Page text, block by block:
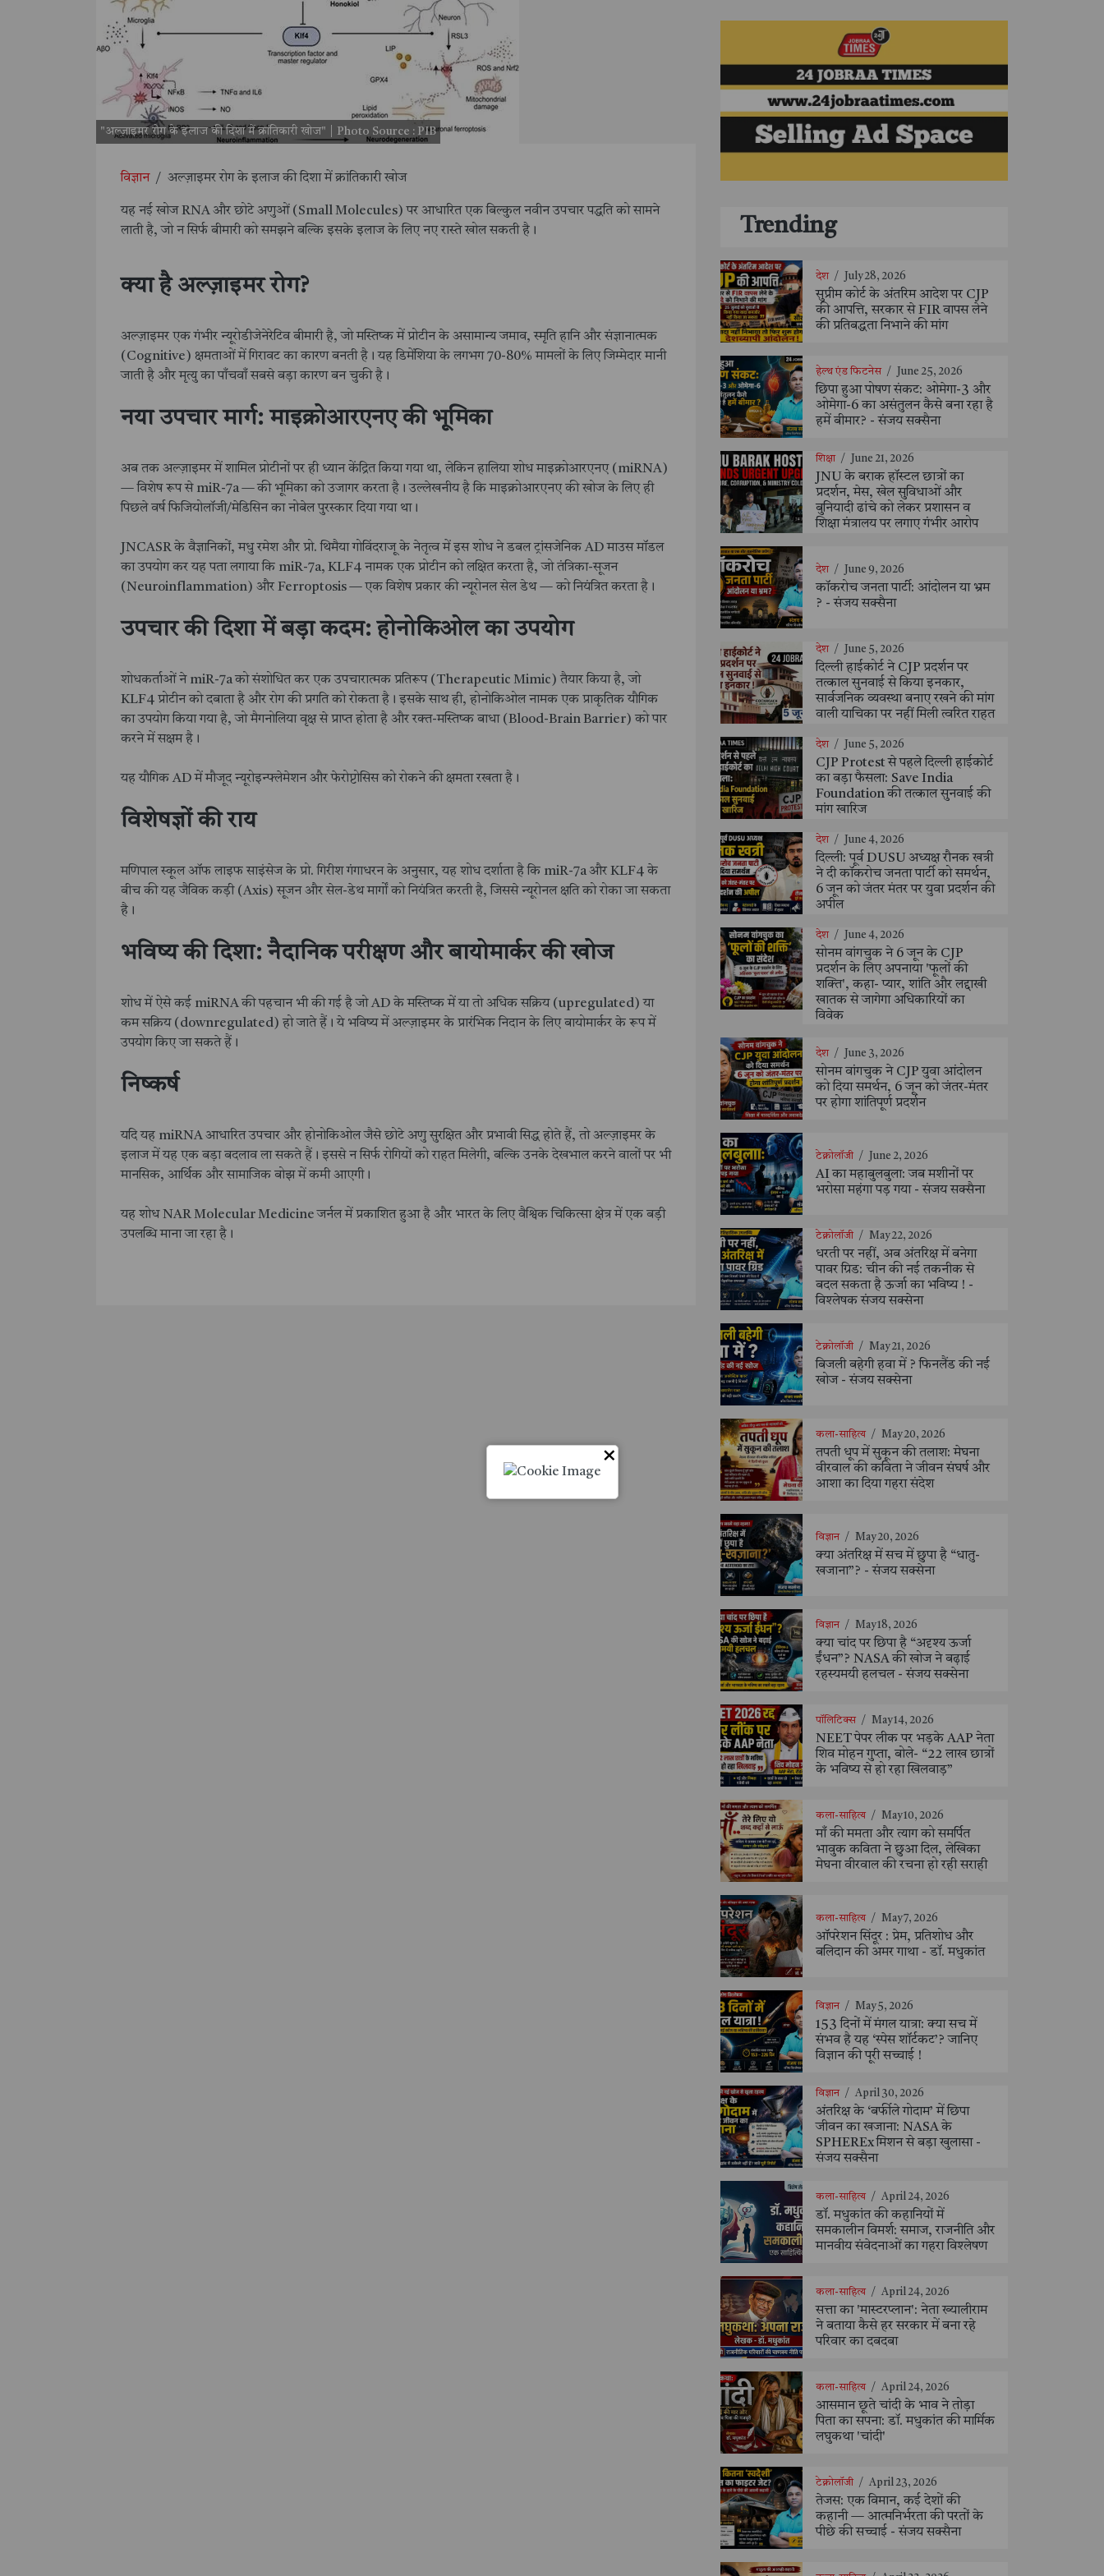
"अल्ज़ाइमर रोग के इलाज की दिशा में क्रांतिकारी खोज" | Photo Source : PIB
विज्ञान / अल्ज़ाइमर रोग के इलाज की दिशा में क्रांतिकारी खोज
यह नई खोज RNA और छोटे अणुओं (Small Molecules) पर आधारित एक बिल्कुल नवीन उपचार पद्धति को सामने
लाती है, जो न सिर्फ बीमारी को समझने बल्कि इसके इलाज के लिए नए रास्ते खोल सकती है।
क्या है अल्ज़ाइमर रोग?
अल्ज़ाइमर एक गंभीर न्यूरोडीजेनेरेटिव बीमारी है, जो मस्तिष्क में प्रोटीन के असामान्य जमाव, स्मृति हानि और संज्ञानात्मक
(Cognitive) क्षमताओं में गिरावट का कारण बनती है। यह डिमेंशिया के लगभग 70-80% मामलों के लिए जिम्मेदार मानी
जाती है और मृत्यु का पाँचवाँ सबसे बड़ा कारण बन चुकी है।
नया उपचार मार्ग: माइक्रोआरएनए की भूमिका
अब तक अल्ज़ाइमर में शामिल प्रोटीनों पर ही ध्यान केंद्रित किया गया था, लेकिन हालिया शोध माइक्रोआरएनए (miRNA)
— विशेष रूप से miR-7a — की भूमिका को उजागर करता है। उल्लेखनीय है कि माइक्रोआरएनए की खोज के लिए ही
पिछले वर्ष फिजियोलॉजी/मेडिसिन का नोबेल पुरस्कार दिया गया था।
JNCASR के वैज्ञानिकों, मधु रमेश और प्रो. थिमैया गोविंदराजू के नेतृत्व में इस शोध ने डबल ट्रांसजेनिक AD माउस मॉडल
का उपयोग कर यह पता लगाया कि miR-7a, KLF4 नामक एक प्रोटीन को लक्षित करता है, जो तंत्रिका-सूजन
(Neuroinflammation) और Ferroptosis — एक विशेष प्रकार की न्यूरोनल सेल डेथ — को नियंत्रित करता है।
उपचार की दिशा में बड़ा कदम: होनोकिओल का उपयोग
शोधकर्ताओं ने miR-7a को संशोधित कर एक उपचारात्मक प्रतिरूप (Therapeutic Mimic) तैयार किया है, जो
KLF4 प्रोटीन को दबाता है और रोग की प्रगति को रोकता है। इसके साथ ही, होनोकिओल नामक एक प्राकृतिक यौगिक
का उपयोग किया गया है, जो मैगनोलिया वृक्ष से प्राप्त होता है और रक्त-मस्तिष्क बाधा (Blood-Brain Barrier) को पार
करने में सक्षम है।
यह यौगिक AD में मौजूद न्यूरोइन्फ्लेमेशन और फेरोप्टोसिस को रोकने की क्षमता रखता है।
विशेषज्ञों की राय
मणिपाल स्कूल ऑफ लाइफ साइंसेज के प्रो. गिरीश गंगाधरन के अनुसार, यह शोध दर्शाता है कि miR-7a और KLF4 के
बीच की यह जैविक कड़ी (Axis) सूजन और सेल-डेथ मार्गों को नियंत्रित करती है, जिससे न्यूरोनल क्षति को रोका जा सकता
है।
भविष्य की दिशा: नैदानिक परीक्षण और बायोमार्कर की खोज
शोध में ऐसे कई miRNA की पहचान भी की गई है जो AD के मस्तिष्क में या तो अधिक सक्रिय (upregulated) या
कम सक्रिय (downregulated) हो जाते हैं। ये भविष्य में अल्ज़ाइमर के प्रारंभिक निदान के लिए बायोमार्कर के रूप में
उपयोग किए जा सकते हैं।
निष्कर्ष
यदि यह miRNA आधारित उपचार और होनोकिओल जैसे छोटे अणु सुरक्षित और प्रभावी सिद्ध होते हैं, तो अल्ज़ाइमर के
इलाज में यह एक बड़ा बदलाव ला सकते हैं। इससे न सिर्फ रोगियों को राहत मिलेगी, बल्कि उनके देखभाल करने वालों पर भी
मानसिक, आर्थिक और सामाजिक बोझ में कमी आएगी।
यह शोध NAR Molecular Medicine जर्नल में प्रकाशित हुआ है और भारत के लिए वैश्विक चिकित्सा क्षेत्र में एक बड़ी
उपलब्धि माना जा रहा है।
Trending
देश / July 28, 2026
सुप्रीम कोर्ट के अंतरिम आदेश पर CJP
की आपत्ति, सरकार से FIR वापस लेने
की प्रतिबद्धता निभाने की मांग
हेल्थ एंड फिटनेस / June 25, 2026
छिपा हुआ पोषण संकट: ओमेगा-3 और
ओमेगा-6 का असंतुलन कैसे बना रहा है
हमें बीमार? - संजय सक्सैना
शिक्षा / June 21, 2026
JNU के बराक हॉस्टल छात्रों का
प्रदर्शन, मेस, खेल सुविधाओं और
बुनियादी ढांचे को लेकर प्रशासन व
शिक्षा मंत्रालय पर लगाए गंभीर आरोप
देश / June 9, 2026
कॉकरोच जनता पार्टी: आंदोलन या भ्रम
? - संजय सक्सैना
देश / June 5, 2026
दिल्ली हाईकोर्ट ने CJP प्रदर्शन पर
तत्काल सुनवाई से किया इनकार,
सार्वजनिक व्यवस्था बनाए रखने की मांग
वाली याचिका पर नहीं मिली त्वरित राहत
देश / June 5, 2026
CJP Protest से पहले दिल्ली हाईकोर्ट
का बड़ा फैसला: Save India
Foundation की तत्काल सुनवाई की
मांग खारिज
देश / June 4, 2026
दिल्ली: पूर्व DUSU अध्यक्ष रौनक खत्री
ने दी कॉकरोच जनता पार्टी को समर्थन,
6 जून को जंतर मंतर पर युवा प्रदर्शन की
अपील
देश / June 4, 2026
सोनम वांगचुक ने 6 जून के CJP
प्रदर्शन के लिए अपनाया 'फूलों की
शक्ति', कहा- प्यार, शांति और लद्दाखी
खातक से जागेगा अधिकारियों का
विवेक
देश / June 3, 2026
सोनम वांगचुक ने CJP युवा आंदोलन
को दिया समर्थन, 6 जून को जंतर-मंतर
पर होगा शांतिपूर्ण प्रदर्शन
टेक्नोलॉजी / June 2, 2026
AI का महाबुलबुला: जब मशीनों पर
भरोसा महंगा पड़ गया - संजय सक्सैना
टेक्नोलॉजी / May 22, 2026
धरती पर नहीं, अब अंतरिक्ष में बनेगा
पावर ग्रिड: चीन की नई तकनीक से
बदल सकता है ऊर्जा का भविष्य ! -
विश्लेषक संजय सक्सेना
टेक्नोलॉजी / May 21, 2026
बिजली बहेगी हवा में ? फिनलैंड की नई
खोज - संजय सक्सेना
कला-साहित्य / May 20, 2026
तपती धूप में सुकून की तलाश: मेघना
वीरवाल की कविता ने जीवन संघर्ष और
आशा का दिया गहरा संदेश
विज्ञान / May 20, 2026
क्या अंतरिक्ष में सच में छुपा है “धातु-
खजाना”? - संजय सक्सेना
विज्ञान / May 18, 2026
क्या चांद पर छिपा है “अदृश्य ऊर्जा
ईंधन”? NASA की खोज ने बढ़ाई
रहस्यमयी हलचल - संजय सक्सेना
पॉलिटिक्स / May 14, 2026
NEET पेपर लीक पर भड़के AAP नेता
शिव मोहन गुप्ता, बोले- “22 लाख छात्रों
के भविष्य से हो रहा खिलवाड़”
कला-साहित्य / May 10, 2026
माँ की ममता और त्याग को समर्पित
भावुक कविता ने छुआ दिल, लेखिका
मेघना वीरवाल की रचना हो रही सराही
कला-साहित्य / May 7, 2026
ऑपरेशन सिंदूर : प्रेम, प्रतिशोध और
बलिदान की अमर गाथा - डॉ. मधुकांत
विज्ञान / May 5, 2026
153 दिनों में मंगल यात्रा: क्या सच में
संभव है यह ‘स्पेस शॉर्टकट’? जानिए
विज्ञान की पूरी सच्चाई !
विज्ञान / April 30, 2026
अंतरिक्ष के ‘बर्फीले गोदाम’ में छिपा
जीवन का खजाना: NASA के
SPHEREx मिशन से बड़ा खुलासा -
संजय सक्सैना
कला-साहित्य / April 24, 2026
डॉ. मधुकांत की कहानियों में
समकालीन विमर्श: समाज, राजनीति और
मानवीय संवेदनाओं का गहरा विश्लेषण
कला-साहित्य / April 24, 2026
सत्ता का 'मास्टरप्लान': नेता ख्यालीराम
ने बताया कैसे हर सरकार में बना रहे
परिवार का दबदबा
कला-साहित्य / April 24, 2026
आसमान छूते चांदी के भाव ने तोड़ा
पिता का सपना: डॉ. मधुकांत की मार्मिक
लघुकथा 'चांदी'
टेक्नोलॉजी / April 23, 2026
तेजस: एक विमान, कई देशों की
कहानी — आत्मनिर्भरता की परतों के
पीछे की सच्चाई - संजय सक्सैना
×